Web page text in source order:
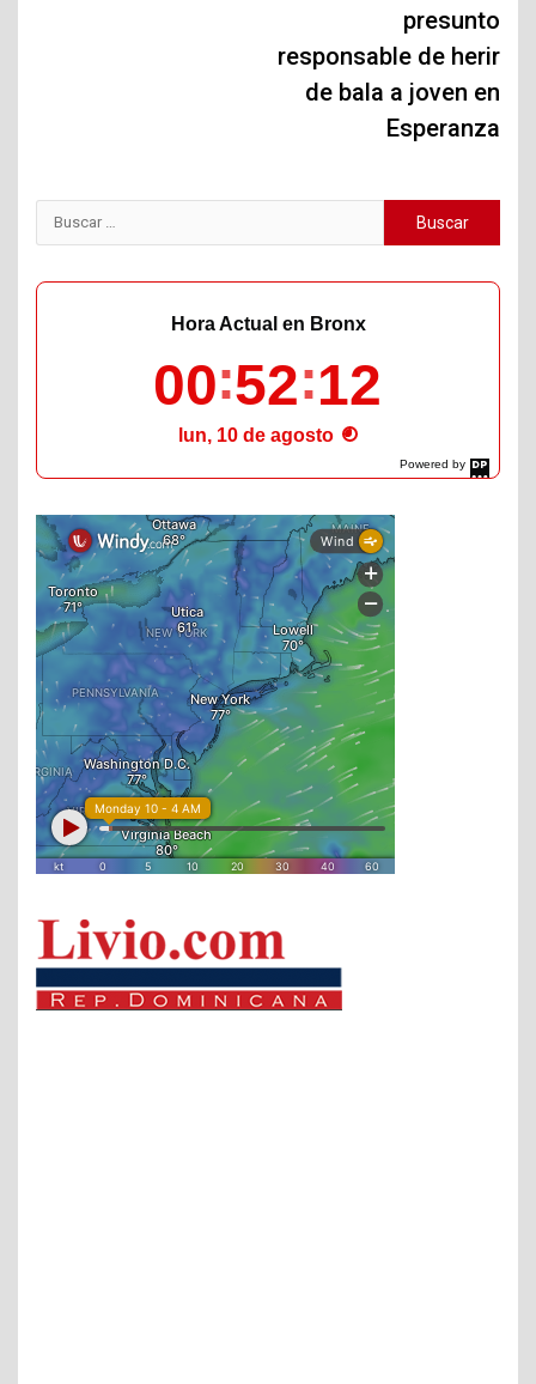
presunto
responsable de herir
de bala a joven en
Esperanza
Buscar:
Powered by
DaysPedia.com
Hora Actual en Bronx
00 52 13
lun, 10 de agosto